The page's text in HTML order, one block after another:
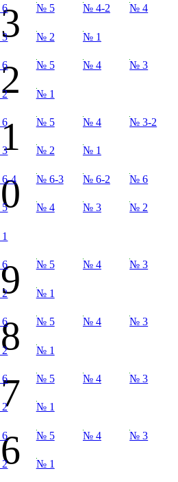
№ 5 № 4-2 № 4
№ 2 № 1
№ 5 № 4 № 3
№ 1
№ 5 № 4 № 3-2
№ 2 № 1
4 № 6-3 № 6-2 № 6
№ 4 № 3 № 2
№ 5 № 4 № 3
№ 1
№ 5 № 4 № 3
№ 1
№ 5 № 4 № 3
№ 1
№ 5 № 4 № 3
№ 1